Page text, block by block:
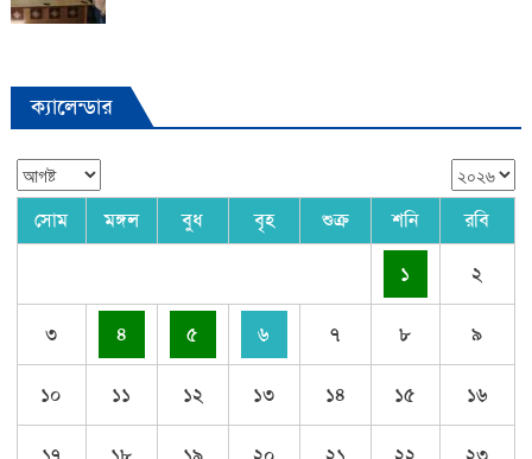
ক্যালেন্ডার
সোম মঙ্গল বুধ বৃহ শুক্র শনি রবি
১ ২
৩ ৪ ৫ ৬ ৭ ৮ ৯
১০ ১১ ১২ ১৩ ১৪ ১৫ ১৬